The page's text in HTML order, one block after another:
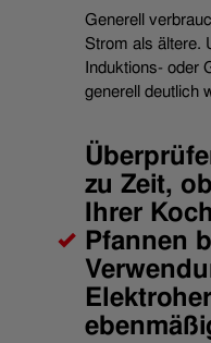
Generell
Strom als ältere.
Induktions- oder
generell deutlich
zu Zeit,
Ihrer
Pfannen